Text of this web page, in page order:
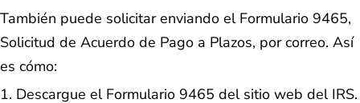
También puede solicitar enviando el Formulario 9465,
Solicitud de Acuerdo de Pago a Plazos, por correo. Así
es cómo:
Descargue el Formulario 9465 del sitio web del IRS.